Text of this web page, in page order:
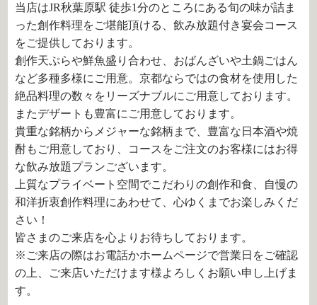
当店はJR秋葉原駅 徒歩1分のところにある旬の味が詰ま
った創作料理をご堪能頂ける、飲み放題付き宴会コース
をご提供しております。
創作天ぷらや鮮魚盛り合わせ、おばんざいや土鍋ごはん
など多種多様にご用意。京都ならではの食材を使用した
絶品料理の数々をリーズナブルにご用意しております。
またデザートも豊富にご用意しております。
貴重な銘柄からメジャーな銘柄まで、豊富な日本酒や焼
酎もご用意しており、コースをご注文のお客様にはお得
な飲み放題プランございます。
上質なプライベート空間でこだわりの創作和食、自慢の
和洋折衷創作料理にあわせて、心ゆくまでお楽しみくだ
さい！
皆さまのご来店を心よりお待ちしております。
※ご来店の際はお電話かホームページで営業日をご確認
の上、ご来店いただけます様よろしくお願い申し上げま
す。